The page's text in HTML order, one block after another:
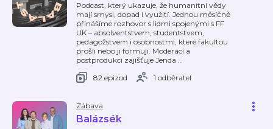
Podcast, který ukazuje, že humanitní vědy
mají smysl, dopad i využití. Jednou měsíčně
přinášíme rozhovor s lidmi spojenými s FF
UK – absolventstvem, studentstvem,
pedagožstvem i osobnostmi, které fakultou
prošli nebo ji formují. Moderaci a
postprodukci zajišťuje Jenda …
82 epizod
1 odběratel
Zábava
Balázsék